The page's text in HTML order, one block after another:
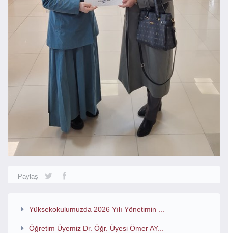
Paylaş
Yüksekokulumuzda 2026 Yılı Yönetimin ...
Öğretim Üyemiz Dr. Öğr. Üyesi Ömer AY...